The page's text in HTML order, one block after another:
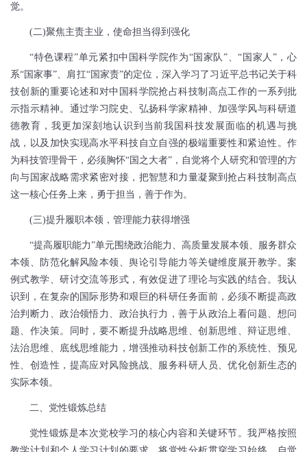
觉。
(二)聚焦主责主业，使命担当得到强化
“特色课程”单元紧扣中国科学院作为“国家队”、“国家人”，心
系“国家事”、肩扛“国家责”的定位，深入学习了习近平总书记关于科
技创新的重要论述和对中国科学院抢占科技制高点工作的一系列批
示指示精神。通过学习院史、弘扬科学家精神、加强学风与科研道
德教育，我更加深刻地认识到当前我国科技发展面临的机遇与挑
战，以及加快实现高水平科技自立自强的极端重要性和紧迫性。作
为科技管理骨干，必须胸怀“国之大者”，自觉将个人研究和管理的方
向与国家战略需求紧密对接，把智慧和力量凝聚到抢占科技制高点
这一核心任务上来，勇于担当，善于作为。
(三)提升履职本领，管理能力获得增强
“提高履职能力”单元围绕政治能力、高质量发展本领、服务群众
本领、防范化解风险本领、舆论引导能力等关键维度展开教学。案
例式教学、研讨交流等形式，有效促进了理论与实践的结合。我认
识到，在复杂的国际形势和艰巨的科研任务面前，必须不断提高政
治判断力、政治领悟力、政治执行力，善于从政治上看问题、想问
题、作决策。同时，要不断提升战略思维、创新思维、辩证思维、
法治思维、底线思维能力，增强推动科技创新工作的系统性、预见
性、创造性，提高应对风险挑战、服务科研人员、优化创新生态的
实际本领。
二、党性锻炼总结
党性锻炼是本次党校学习的核心内容和关键环节。我严格按照